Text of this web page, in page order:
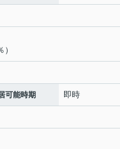
可能時期 即時